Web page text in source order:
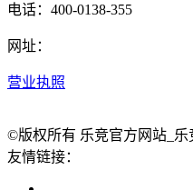
电话：400-0138-355
网址：
营业执照
©版权所有 乐竞官方网站_乐
友情链接：